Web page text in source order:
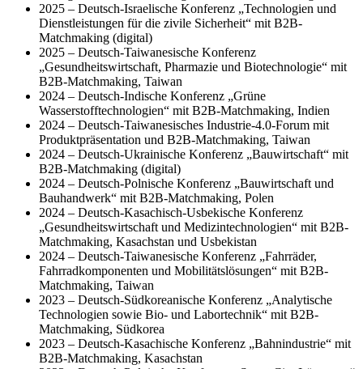
2025 – Deutsch-Israelische Konferenz „Technologien und
Dienstleistungen für die zivile Sicherheit“ mit B2B-
Matchmaking (digital)
2025 – Deutsch-Taiwanesische Konferenz
„Gesundheitswirtschaft, Pharmazie und Biotechnologie“ mit
B2B-Matchmaking, Taiwan
2024 – Deutsch-Indische Konferenz „Grüne
Wasserstofftechnologien“ mit B2B-Matchmaking, Indien
2024 – Deutsch-Taiwanesisches Industrie-4.0-Forum mit
Produktpräsentation und B2B-Matchmaking, Taiwan
2024 – Deutsch-Ukrainische Konferenz „Bauwirtschaft“ mit
B2B-Matchmaking (digital)
2024 – Deutsch-Polnische Konferenz „Bauwirtschaft und
Bauhandwerk“ mit B2B-Matchmaking, Polen
2024 – Deutsch-Kasachisch-Usbekische Konferenz
„Gesundheitswirtschaft und Medizintechnologien“ mit B2B-
Matchmaking, Kasachstan und Usbekistan
2024 – Deutsch-Taiwanesische Konferenz „Fahrräder,
Fahrradkomponenten und Mobilitätslösungen“ mit B2B-
Matchmaking, Taiwan
2023 – Deutsch-Südkoreanische Konferenz „Analytische
Technologien sowie Bio- und Labortechnik“ mit B2B-
Matchmaking, Südkorea
2023 – Deutsch-Kasachische Konferenz „Bahnindustrie“ mit
B2B-Matchmaking, Kasachstan